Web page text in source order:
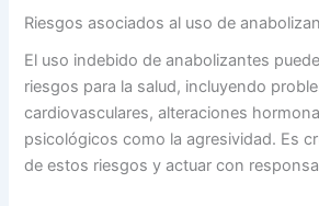
Riesgos asociados al uso de
El uso indebido de anabolizantes
riesgos para la salud, incluyendo
cardiovasculares, alteraciones
psicológicos como la agresividad. Es
de estos riesgos y actuar con